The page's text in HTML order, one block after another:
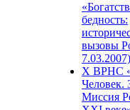
бедность:
вызовы
7.03.2007)
X ВРНС
Человек.
Миссия